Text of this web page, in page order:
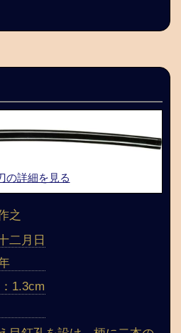
の詳細を見る
之
二月日
1.3cm